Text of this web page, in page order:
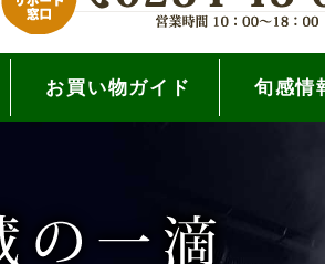
お買い物ガイド 旬感情